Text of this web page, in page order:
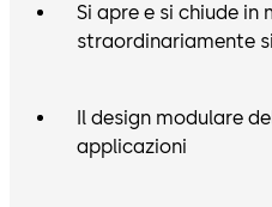
Si apre e si chiude
straordinariamente
Il design modulare
applicazioni